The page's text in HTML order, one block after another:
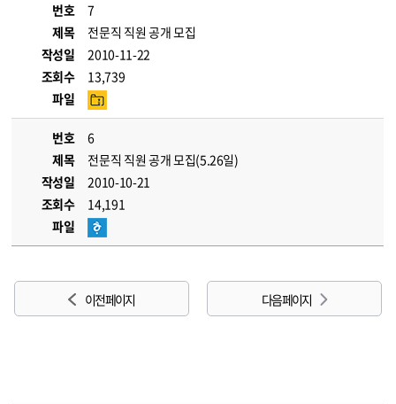
번호
7
제목
전문직 직원 공개 모집
작성일
2010-11-22
조회수
13,739
파일
번호
6
제목
전문직 직원 공개 모집(5.26일)
작성일
2010-10-21
조회수
14,191
파일
이전 페이지 다음 페이지